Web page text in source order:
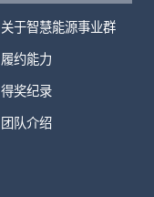
关于智慧能源事业群
履约能力
得奖纪录
团队介绍